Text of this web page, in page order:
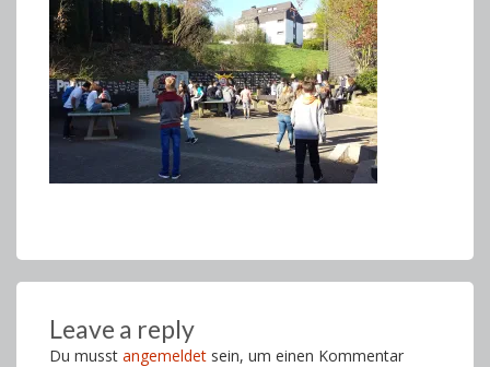
Leave a reply
Du musst angemeldet sein, um einen Kommentar